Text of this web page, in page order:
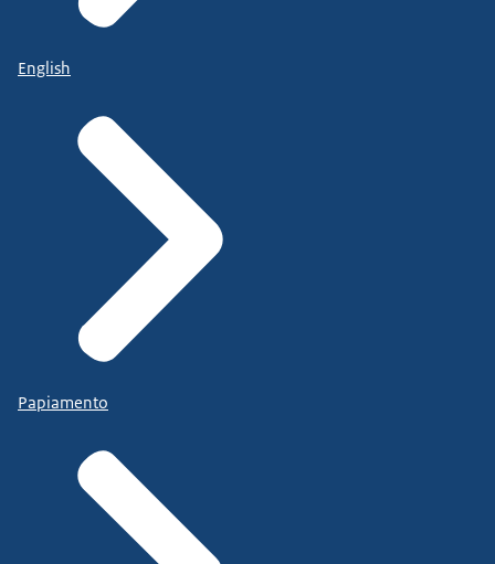
English
Papiamento